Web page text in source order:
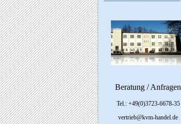
Beratung / Anfragen
Tel.: +49(0)3723-6678-35
vertrieb@kvm-handel.de